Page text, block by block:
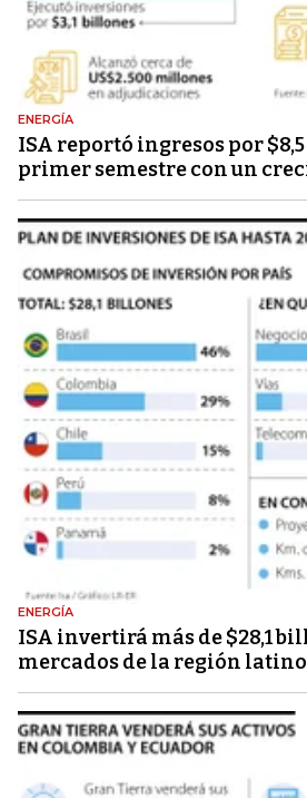
ENERGÍA
ISA reportó ingresos por
primer semestre con un
ENERGÍA
ISA invertirá más de $28,1
mercados de la región